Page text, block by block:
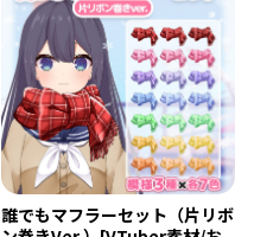
誰でもマフラーセット（片リボ